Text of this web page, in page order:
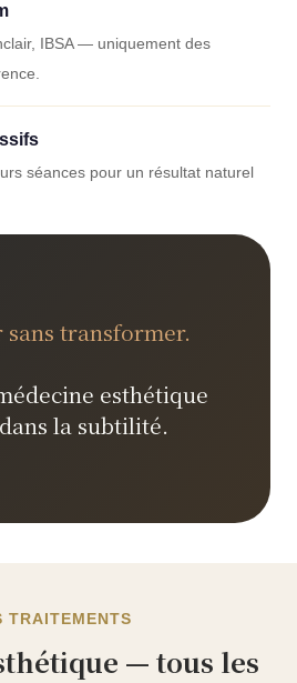
IBSA — uniquement des
séances pour un résultat naturel
sans transformer.
esthétique
la subtilité.
TRAITEMENTS
— tous les